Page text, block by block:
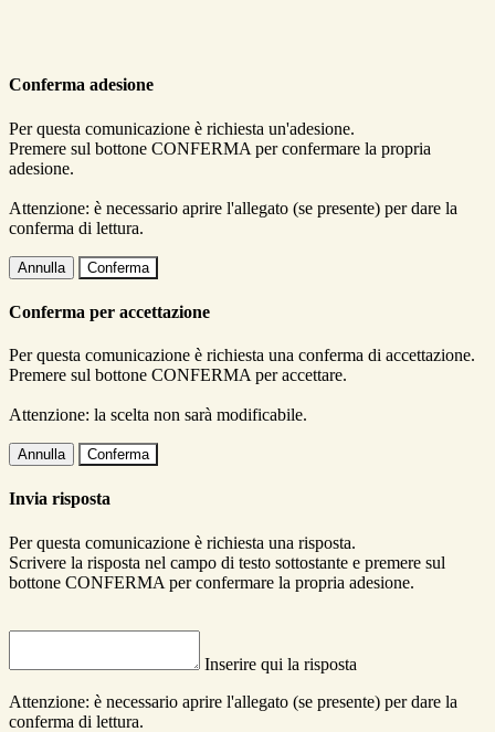
Conferma adesione
Per questa comunicazione è richiesta un'adesione.
Premere sul bottone CONFERMA per confermare la propria
adesione.
Attenzione: è necessario aprire l'allegato (se presente) per dare la
conferma di lettura.
Annulla Conferma
Conferma per accettazione
Per questa comunicazione è richiesta una conferma di accettazione.
Premere sul bottone CONFERMA per accettare.
Attenzione: la scelta non sarà modificabile.
Annulla Conferma
Invia risposta
Per questa comunicazione è richiesta una risposta.
Scrivere la risposta nel campo di testo sottostante e premere sul
bottone CONFERMA per confermare la propria adesione.
Inserire qui la risposta
Attenzione: è necessario aprire l'allegato (se presente) per dare la
conferma di lettura.